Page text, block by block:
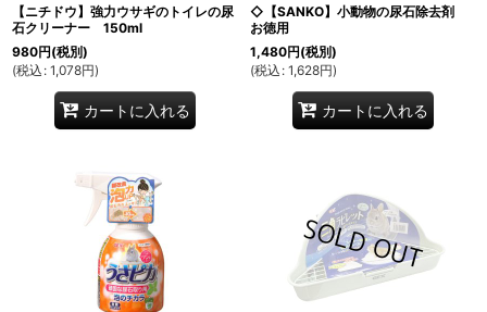
【ニチドウ】強力ウサギのトイレの尿
石クリーナー 150ml
980円(税別)
(税込 : 1,078円)
カートに入れる
◇【SANKO】小動物の尿石除去剤
お徳用
1,480円(税別)
(税込 : 1,628円)
カートに入れる